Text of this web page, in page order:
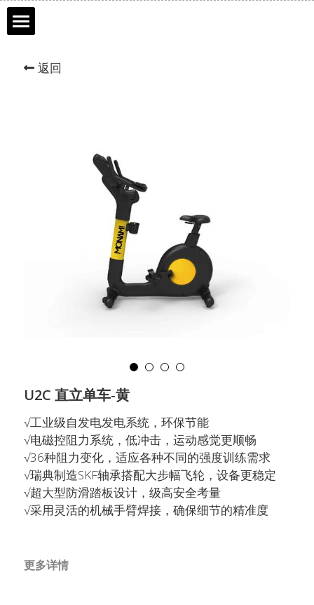
DURATEK迪耐特
Français
返回
U2C 直立单车-黄
√工业级自发电发电系统，环保节能
√电磁控阻力系统，低冲击，运动感觉更顺畅
√36种阻力变化，适应各种不同的强度训练需求
√瑞典制造SKF轴承搭配大步幅飞轮，设备更稳定
√超大型防滑踏板设计，级高安全考量
√采用灵活的机械手臂焊接，确保细节的精准度
更多详情